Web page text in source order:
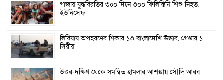
গাজায় যুদ্ধবিরতির ৩০০ দিনে ৩০০ ফিলিস্তিনি শিশু নিহত:
ইউনিসেফ
লিবিয়ায় অপহরণের শিকার ১৩ বাংলাদেশি উদ্ধার, গ্রেপ্তার ১
সিরীয়
উত্তর-দক্ষিণ থেকে সমন্বিত হামলার আশঙ্কায় সৌদি আরব